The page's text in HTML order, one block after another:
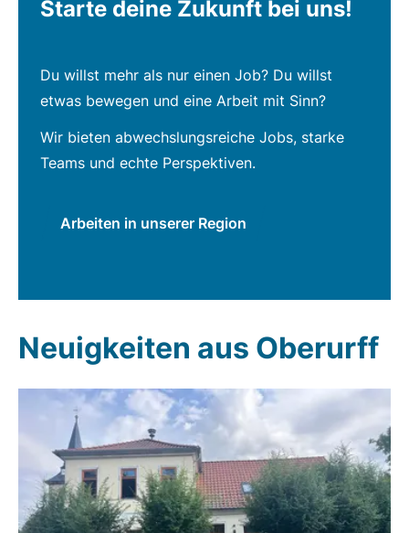
Starte deine Zukunft bei uns!
Du willst mehr als nur einen Job? Du willst
etwas bewegen und eine Arbeit mit Sinn?
Wir bieten abwechslungsreiche Jobs, starke
Teams und echte Perspektiven.
Arbeiten in unserer Region
Neuigkeiten aus Oberurff